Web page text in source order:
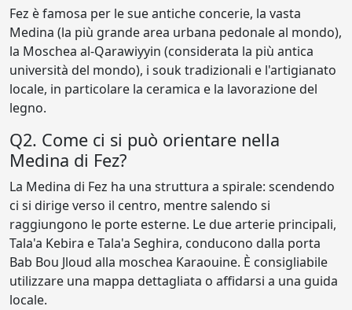
Fez è famosa per le sue antiche concerie, la vasta
Medina (la più grande area urbana pedonale al mondo),
la Moschea al-Qarawiyyin (considerata la più antica
università del mondo), i souk tradizionali e l'artigianato
locale, in particolare la ceramica e la lavorazione del
legno.
Q2. Come ci si può orientare nella
Medina di Fez?
La Medina di Fez ha una struttura a spirale: scendendo
ci si dirige verso il centro, mentre salendo si
raggiungono le porte esterne. Le due arterie principali,
Tala'a Kebira e Tala'a Seghira, conducono dalla porta
Bab Bou Jloud alla moschea Karaouine. È consigliabile
utilizzare una mappa dettagliata o affidarsi a una guida
locale.